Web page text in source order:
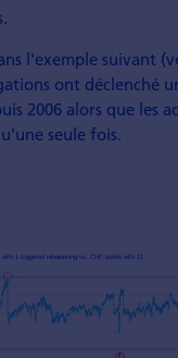
l'exemple suivant
ont déclenché
2006 alors que les
seule fois.